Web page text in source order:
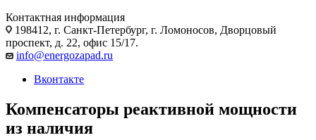
Контактная информация
198412, г. Санкт-Петербург, г. Ломоносов, Дворцовый
проспект, д. 22, офис 15/17.
info@energozapad.ru
Вконтакте
Компенсаторы реактивной мощности
из наличия